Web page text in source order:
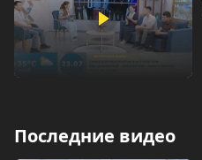
Последние видео